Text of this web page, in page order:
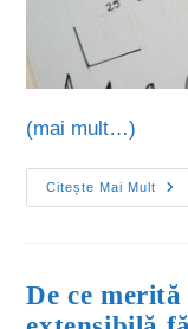
(mai mult…)
Citește Mai Mult
De ce merită